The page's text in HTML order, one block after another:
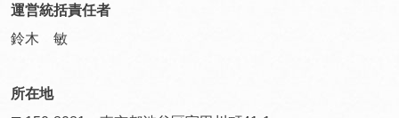
運営統括責任者
鈴木 敏
所在地